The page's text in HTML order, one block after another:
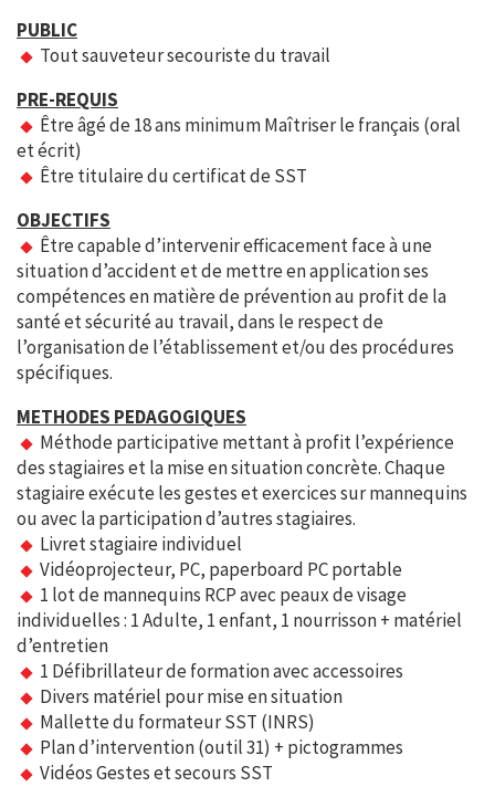
PUBLIC
Tout sauveteur secouriste du travail
PRE-REQUIS
Être âgé de 18 ans minimum Maîtriser le français (oral
et écrit)
Être titulaire du certificat de SST
OBJECTIFS
Être capable d’intervenir efficacement face à une
situation d’accident et de mettre en application ses
compétences en matière de prévention au profit de la
santé et sécurité au travail, dans le respect de
l’organisation de l’établissement et/ou des procédures
spécifiques.
METHODES PEDAGOGIQUES
Méthode participative mettant à profit l’expérience
des stagiaires et la mise en situation concrète. Chaque
stagiaire exécute les gestes et exercices sur mannequins
ou avec la participation d’autres stagiaires.
Livret stagiaire individuel
Vidéoprojecteur, PC, paperboard PC portable
1 lot de mannequins RCP avec peaux de visage
individuelles : 1 Adulte, 1 enfant, 1 nourrisson + matériel
d’entretien
1 Défibrillateur de formation avec accessoires
Divers matériel pour mise en situation
Mallette du formateur SST (INRS)
Plan d’intervention (outil 31) + pictogrammes
Vidéos Gestes et secours SST